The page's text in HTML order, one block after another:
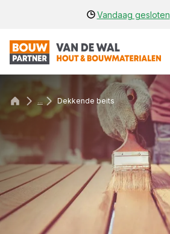
Vandaag gesloten
... Dekkende beits